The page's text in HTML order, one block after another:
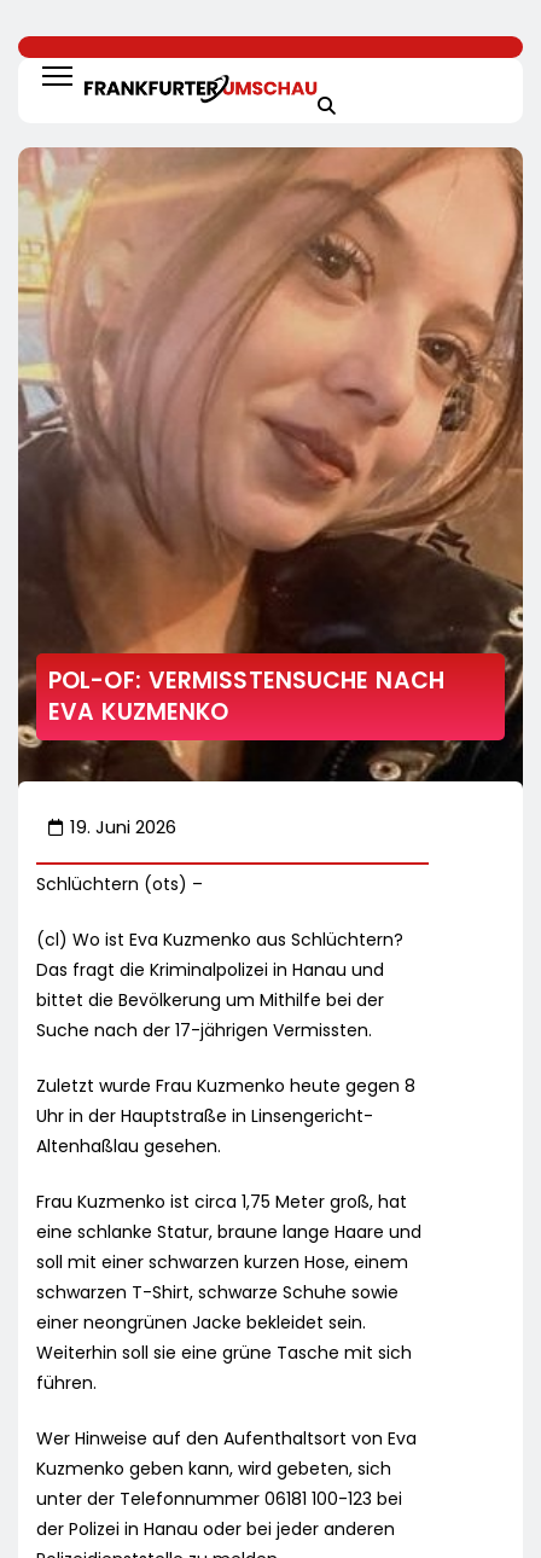
POL-OF: VERMISSTENSUCHE NACH
EVA KUZMENKO
19. Juni 2026
Schlüchtern (ots) –
(cl) Wo ist Eva Kuzmenko aus Schlüchtern?
Das fragt die Kriminalpolizei in Hanau und
bittet die Bevölkerung um Mithilfe bei der
Suche nach der 17-jährigen Vermissten.
Zuletzt wurde Frau Kuzmenko heute gegen 8
Uhr in der Hauptstraße in Linsengericht-
Altenhaßlau gesehen.
Frau Kuzmenko ist circa 1,75 Meter groß, hat
eine schlanke Statur, braune lange Haare und
soll mit einer schwarzen kurzen Hose, einem
schwarzen T-Shirt, schwarze Schuhe sowie
einer neongrünen Jacke bekleidet sein.
Weiterhin soll sie eine grüne Tasche mit sich
führen.
Wer Hinweise auf den Aufenthaltsort von Eva
Kuzmenko geben kann, wird gebeten, sich
unter der Telefonnummer 06181 100-123 bei
der Polizei in Hanau oder bei jeder anderen